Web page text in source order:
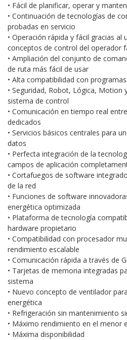
• Fácil de planificar, operar y
• Continuación de tecnologías de
probadas en servicio
• Operación rápida y fácil gracias al
conceptos de control del operador
• Ampliación del conjunto de
de ruta más fácil de usar
• Alta compatibilidad con
• Seguridad, Robot, Lógica, Motion
sistema de control
• Comunicación en tiempo real
dedicados
• Servicios básicos centrales para
datos
• Perfecta integración de la
campos de aplicación
• Cortafuegos de software
de la red
• Funciones de software
energética optimizada
• Plataforma de tecnología
hardware propietario
• Compatibilidad con procesador
rendimiento escalable
• Comunicación rápida a través de
• Tarjetas de memoria integradas
sistema
• Nuevo concepto de ventilador
energética
• Refrigeración sin mantenimiento
• Máximo rendimiento en el menor
• Máxima disponibilidad